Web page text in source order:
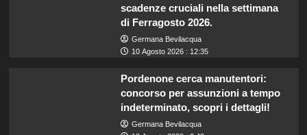
scadenze cruciali nella settimana
di Ferragosto 2026.
Germana Bevilacqua
10 Agosto 2026 : 12:35
Pordenone cerca manutentori:
concorso per assunzioni a tempo
indeterminato, scopri i dettagli!
Germana Bevilacqua